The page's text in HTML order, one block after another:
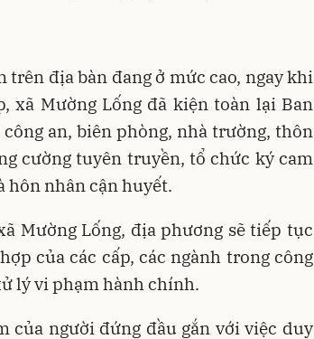
địa bàn đang ở mức cao, ngay khi
xã Mường Lống đã kiện toàn lại Ban
an, biên phòng, nhà trường, thôn
cường tuyên truyền, tổ chức ký cam
hôn nhân cận huyết.
Mường Lống, địa phương sẽ tiếp tục
của các cấp, các ngành trong công
lý vi phạm hành chính.
của người đứng đầu gắn với việc duy